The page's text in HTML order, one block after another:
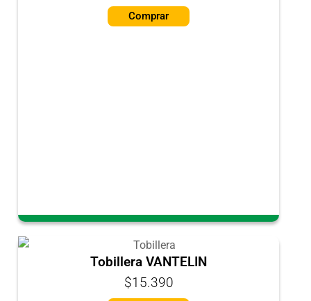
Comprar
Tobillera VANTELIN
$15.390